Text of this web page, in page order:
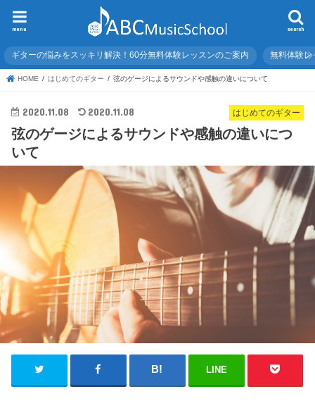
search
menu
ギターの悩みをスッキリ解決！60分無料体験レッスンのご案内 無料体験レ
HOME はじめてのギター 弦のゲージによるサウンドや感触の違いについて
はじめてのギター
2020.11.08 2020.11.08
弦のゲージによるサウンドや感触の違いにつ
いて
LINE